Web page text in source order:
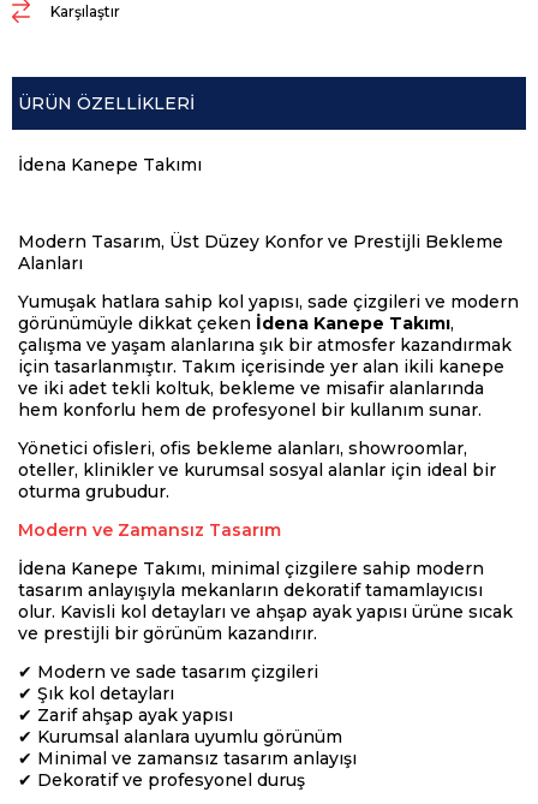
Karşılaştır
ÜRÜN ÖZELLIKLERI
İdena Kanepe Takımı
Modern Tasarım, Üst Düzey Konfor ve Prestijli Bekleme
Alanları
Yumuşak hatlara sahip kol yapısı, sade çizgileri ve modern
görünümüyle dikkat çeken İdena Kanepe Takımı,
çalışma ve yaşam alanlarına şık bir atmosfer kazandırmak
için tasarlanmıştır. Takım içerisinde yer alan ikili kanepe
ve iki adet tekli koltuk, bekleme ve misafir alanlarında
hem konforlu hem de profesyonel bir kullanım sunar.
Yönetici ofisleri, ofis bekleme alanları, showroomlar,
oteller, klinikler ve kurumsal sosyal alanlar için ideal bir
oturma grubudur.
Modern ve Zamansız Tasarım
İdena Kanepe Takımı, minimal çizgilere sahip modern
tasarım anlayışıyla mekanların dekoratif tamamlayıcısı
olur. Kavisli kol detayları ve ahşap ayak yapısı ürüne sıcak
ve prestijli bir görünüm kazandırır.
✔ Modern ve sade tasarım çizgileri
✔ Şık kol detayları
✔ Zarif ahşap ayak yapısı
✔ Kurumsal alanlara uyumlu görünüm
✔ Minimal ve zamansız tasarım anlayışı
✔ Dekoratif ve profesyonel duruş